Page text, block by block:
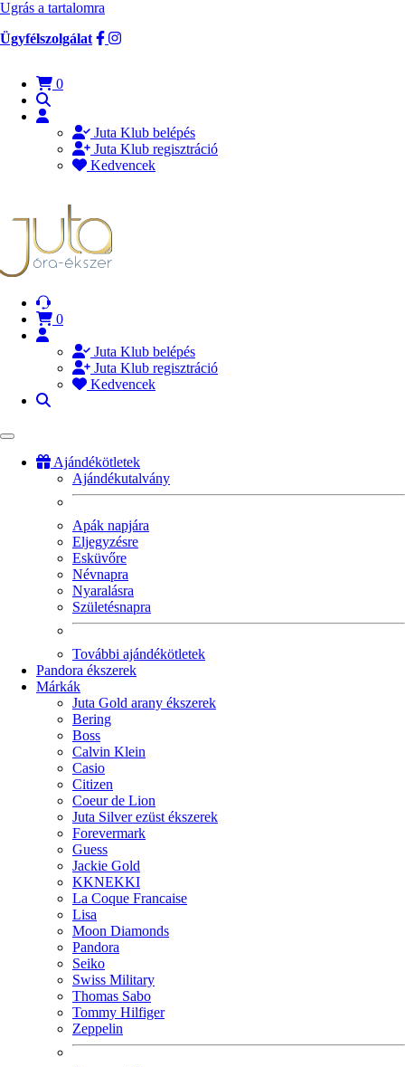
Ugrás a tartalomra
Ügyfélszolgálat
0
Juta Klub belépés
Juta Klub regisztráció
Kedvencek
0
Juta Klub belépés
Juta Klub regisztráció
Kedvencek
Ajándékötletek
Ajándékutalvány
Apák napjára
Eljegyzésre
Esküvőre
Névnapra
Nyaralásra
Születésnapra
További ajándékötletek
Pandora ékszerek
Márkák
Juta Gold arany ékszerek
Bering
Boss
Calvin Klein
Casio
Citizen
Coeur de Lion
Juta Silver ezüst ékszerek
Forevermark
Guess
Jackie Gold
KKNEKKI
La Coque Francaise
Lisa
Moon Diamonds
Pandora
Seiko
Swiss Military
Thomas Sabo
Tommy Hilfiger
Zeppelin